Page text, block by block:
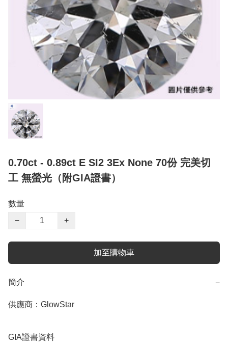
0.70ct - 0.89ct E SI2 3Ex None 70份 完美切
工 無螢光（附GIA證書）
數量
−
+
加至購物車
簡介 −
供應商：GlowStar
GIA證書資料